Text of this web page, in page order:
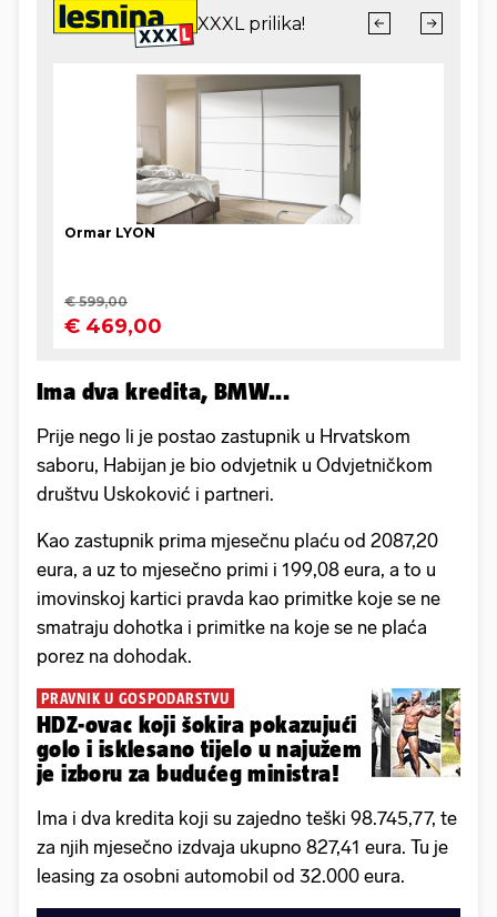
Ima dva kredita, BMW...
Prije nego li je postao zastupnik u Hrvatskom
saboru, Habijan je bio odvjetnik u Odvjetničkom
društvu Uskoković i partneri.
Kao zastupnik prima mjesečnu plaću od 2087,20
eura, a uz to mjesečno primi i 199,08 eura, a to u
imovinskoj kartici pravda kao primitke koje se ne
smatraju dohotka i primitke na koje se ne plaća
porez na dohodak.
PRAVNIK U GOSPODARSTVU
HDZ-ovac koji šokira pokazujući
golo i isklesano tijelo u najužem
je izboru za budućeg ministra!
Ima i dva kredita koji su zajedno teški 98.745,77, te
za njih mjesečno izdvaja ukupno 827,41 eura. Tu je
leasing za osobni automobil od 32.000 eura.